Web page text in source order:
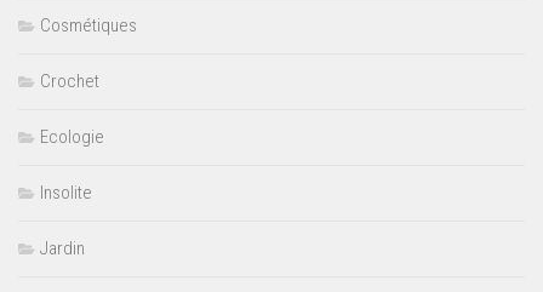
Cosmétiques
Crochet
Ecologie
Insolite
Jardin